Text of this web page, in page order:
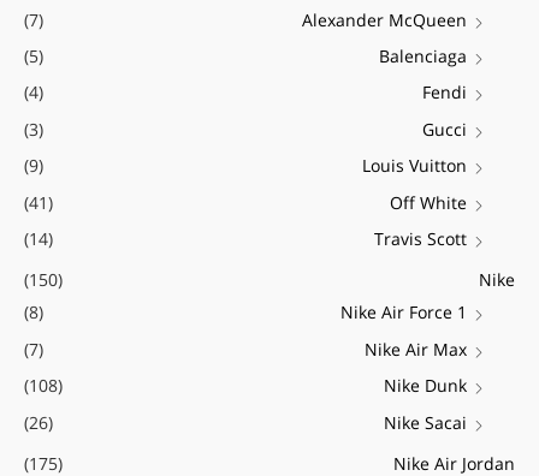
Alexander McQueen
(7)
Balenciaga
(5)
Fendi
(4)
Gucci
(3)
Louis Vuitton
(9)
Off White
(41)
Travis Scott
(14)
Nike
(150)
Nike Air Force 1
(8)
Nike Air Max
(7)
Nike Dunk
(108)
Nike Sacai
(26)
Nike Air Jordan
(175)